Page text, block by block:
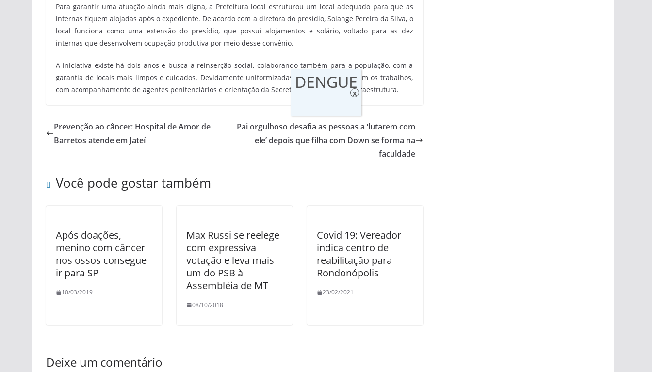
Para garantir uma atuação ainda mais digna, a Prefeitura local estruturou um local adequado para que as
internas fiquem alojadas após o expediente. De acordo com a diretora do presídio, Solange Pereira da Silva, o
local funciona como uma extensão do presídio, que possui alojamentos e solário, voltado para as dez
internas que desenvolvem ocupação produtiva por meio desse convênio.
A iniciativa existe há dois anos e busca a reinserção social, colaborando também para a população, com a
garantia de locais mais limpos e cuidados. Devidamente uniformizadas, as internas executam os trabalhos,
com acompanhamento de agentes penitenciários e orientação da Secretaria Municipal de Infraestrutura.
Prevenção ao câncer: Hospital de Amor de
Barretos atende em Jateí
Pai orgulhoso desafia as pessoas a ‘lutarem com
ele’ depois que filha com Down se forma na
faculdade
Você pode gostar também
Após doações,
menino com câncer
nos ossos consegue
ir para SP
10/03/2019
Max Russi se reelege
com expressiva
votação e leva mais
um do PSB à
Assembléia de MT
08/10/2018
Covid 19: Vereador
indica centro de
reabilitação para
Rondonópolis
23/02/2021
Deixe um comentário
DENGUE
x